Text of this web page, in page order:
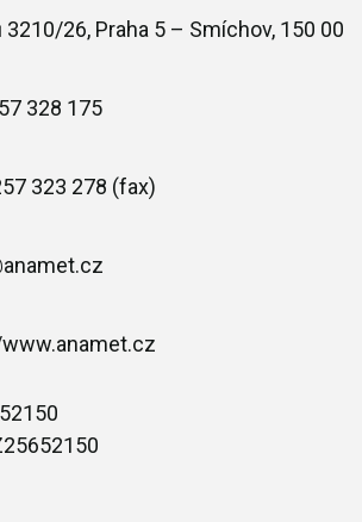
3210/26, Praha 5 – Smíchov, 150 00
328 175
323 278 (fax)